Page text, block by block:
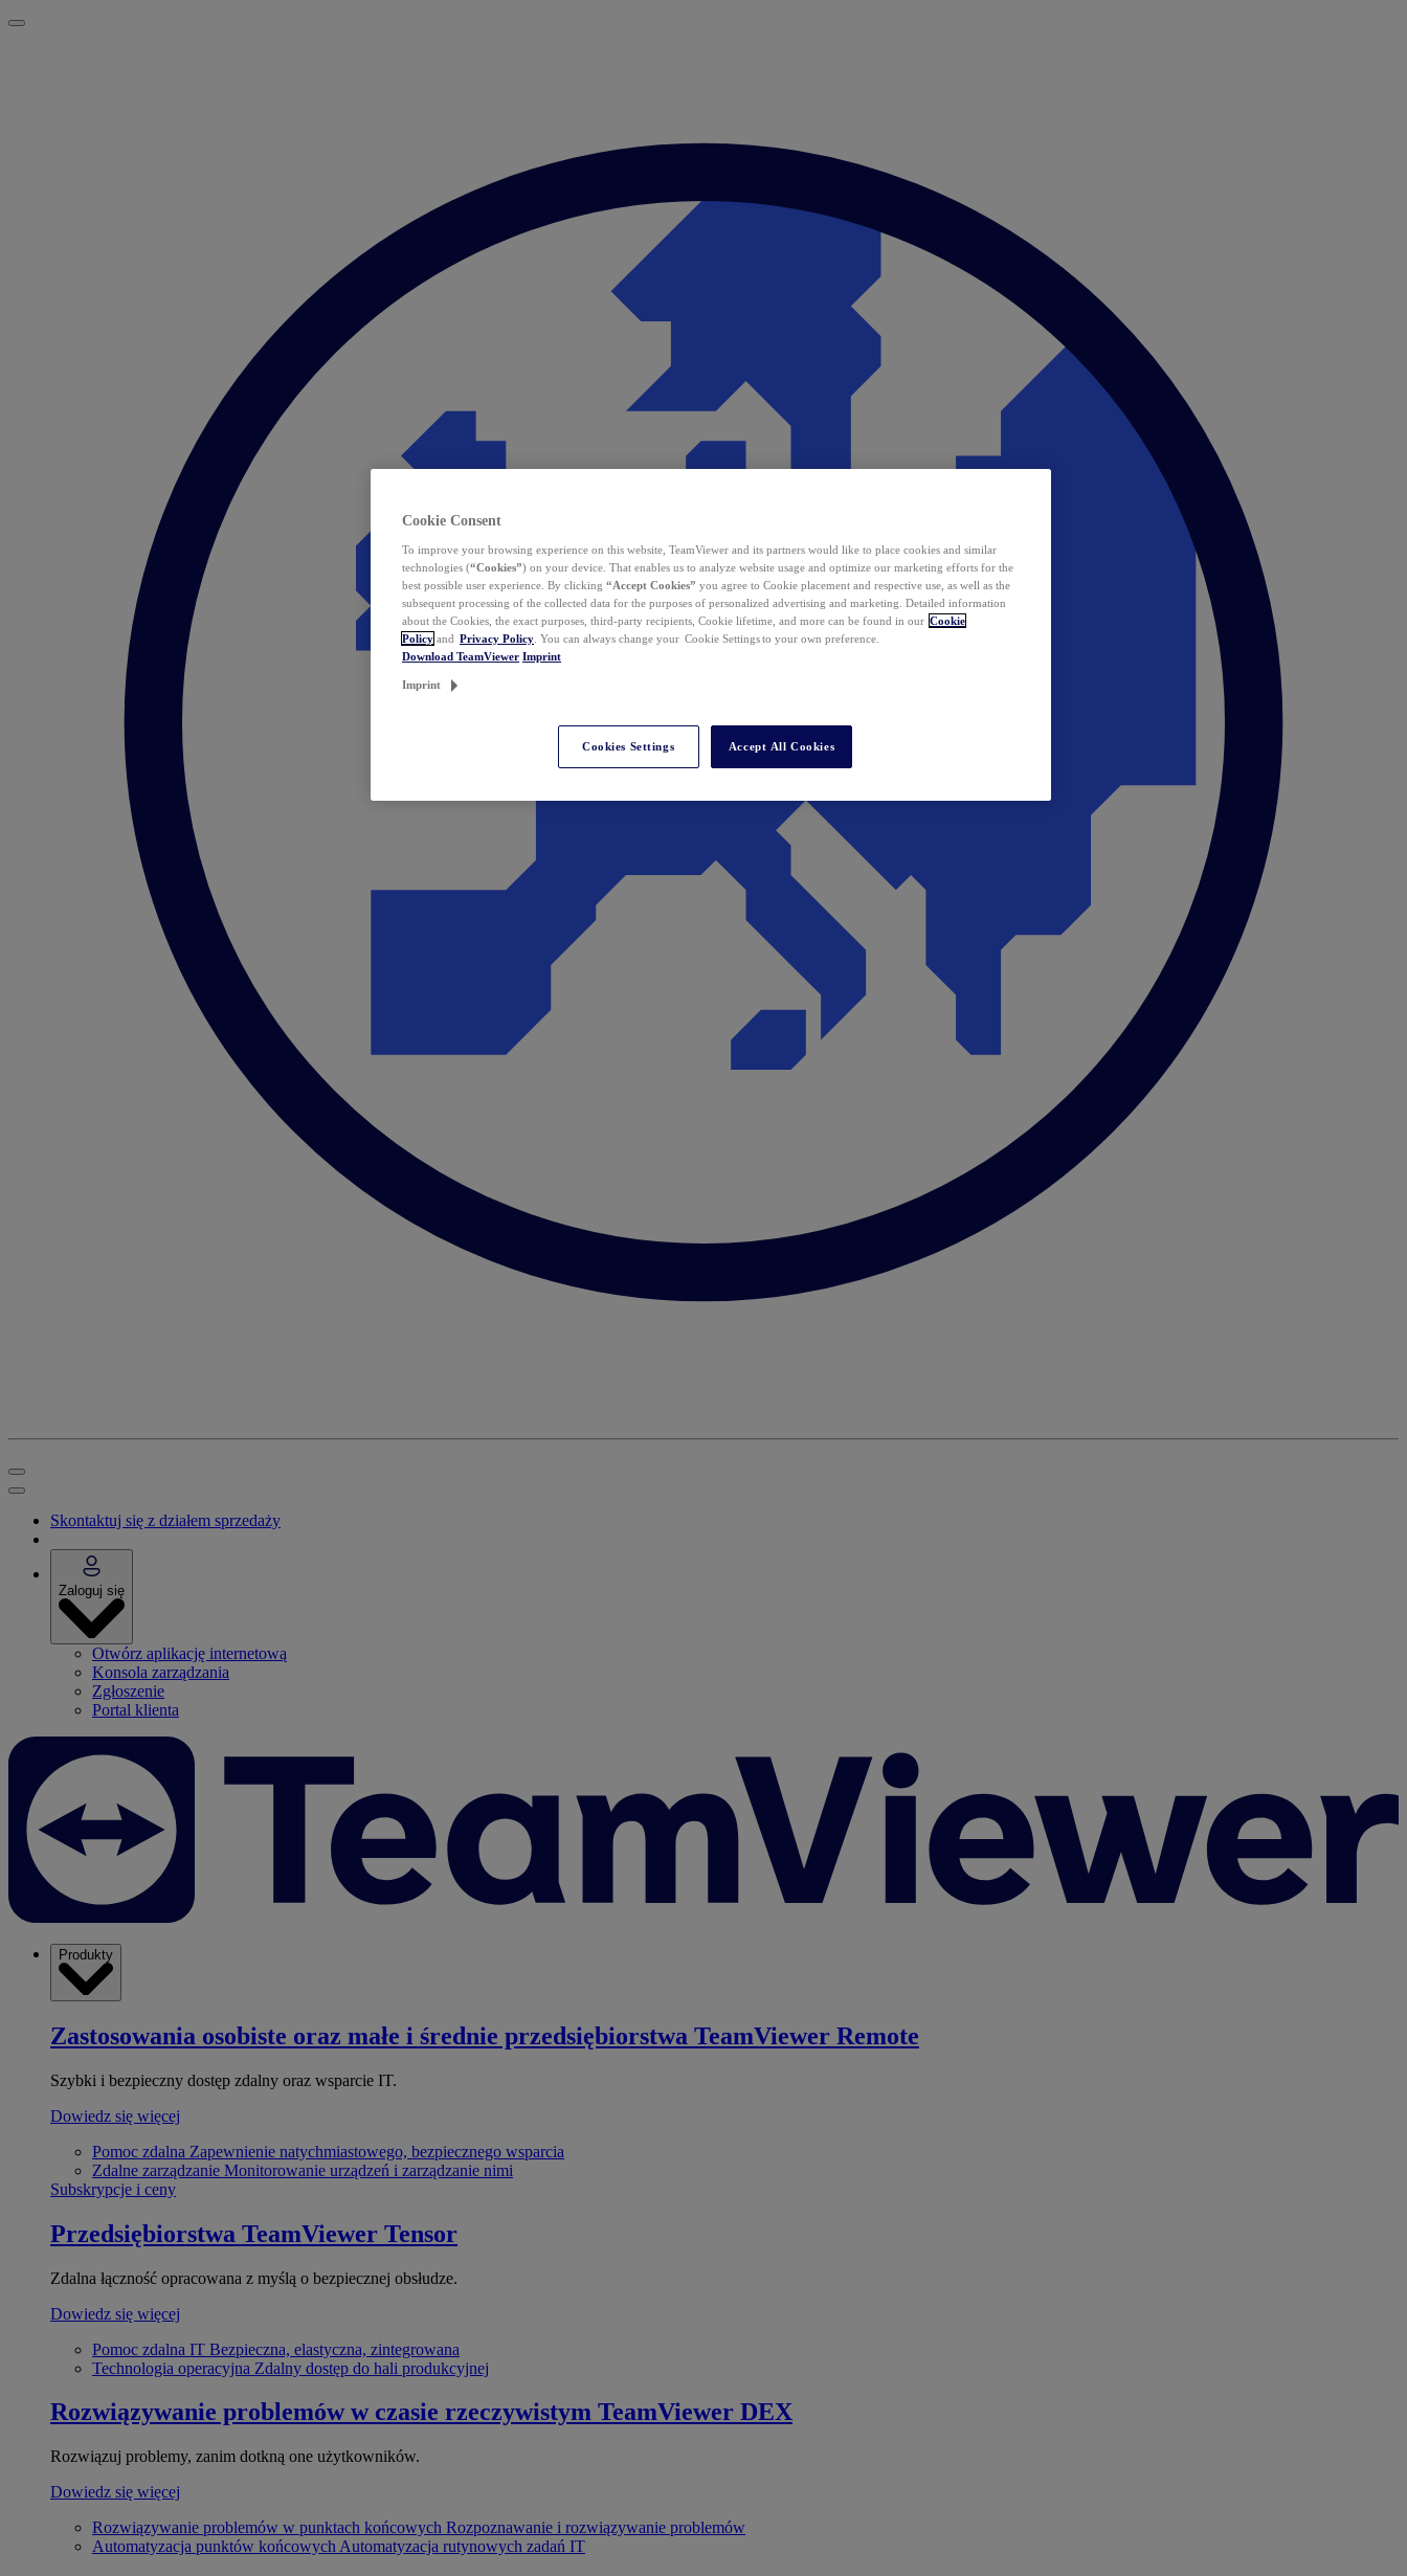
Skontaktuj się z działem sprzedaży
Zaloguj się
Otwórz aplikację internetową
Konsola zarządzania
Zgłoszenie
Portal klienta
Produkty
Zastosowania osobiste oraz małe i średnie przedsiębiorstwa TeamViewer Remote
Szybki i bezpieczny dostęp zdalny oraz wsparcie IT.
Dowiedz się więcej
Pomoc zdalna Zapewnienie natychmiastowego, bezpiecznego wsparcia
Zdalne zarządzanie Monitorowanie urządzeń i zarządzanie nimi
Subskrypcje i ceny
Przedsiębiorstwa TeamViewer Tensor
Zdalna łączność opracowana z myślą o bezpiecznej obsłudze.
Dowiedz się więcej
Pomoc zdalna IT Bezpieczna, elastyczna, zintegrowana
Technologia operacyjna Zdalny dostęp do hali produkcyjnej
Rozwiązywanie problemów w czasie rzeczywistym TeamViewer DEX
Rozwiązuj problemy, zanim dotkną one użytkowników.
Dowiedz się więcej
Rozwiązywanie problemów w punktach końcowych Rozpoznawanie i rozwiązywanie problemów
Automatyzacja punktów końcowych Automatyzacja rutynowych zadań IT
Cookie Consent
To improve your browsing experience on this website, TeamViewer and its partners would like to place cookies and similar
technologies (“Cookies”) on your device. That enables us to analyze website usage and optimize our marketing efforts for the
best possible user experience. By clicking “Accept Cookies” you agree to Cookie placement and respective use, as well as the
subsequent processing of the collected data for the purposes of personalized advertising and marketing. Detailed information
about the Cookies, the exact purposes, third-party recipients, Cookie lifetime, and more can be found in our Cookie
Policy and Privacy Policy . You can always change your Cookie Settings to your own preference.
Download TeamViewer Imprint
Imprint
Cookies Settings Accept All Cookies